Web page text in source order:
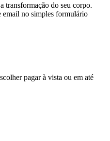
transformação do seu corpo.
email no simples formulário
pagar à vista ou em até